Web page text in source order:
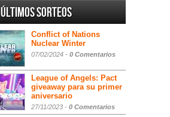
Últimos sorteos
Conflict of Nations
Nuclear Winter
07/02/2024 - 0 Comentarios
League of Angels: Pact
giveaway para su primer
aniversario
27/11/2023 - 0 Comentarios